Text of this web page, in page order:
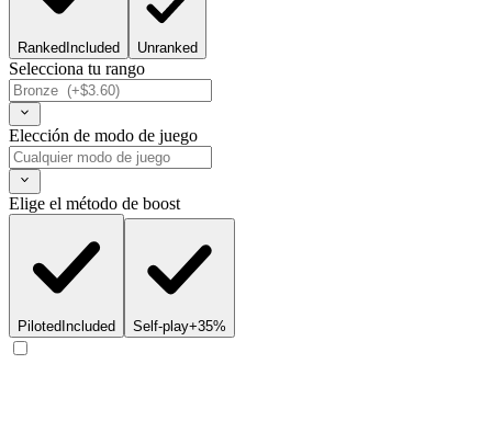
Ranked Included Unranked
Selecciona tu rango
Elección de modo de juego
Elige el método de boost
PilotedIncluded Self-play+35%